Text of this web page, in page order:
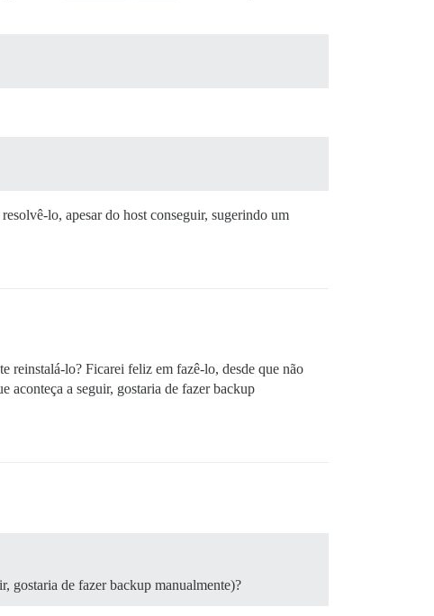
lo, apesar do host conseguir, sugerindo um
reinstalá-lo? Ficarei feliz em fazê-lo, desde que não
aconteça a seguir, gostaria de fazer backup
gostaria de fazer backup manualmente)?